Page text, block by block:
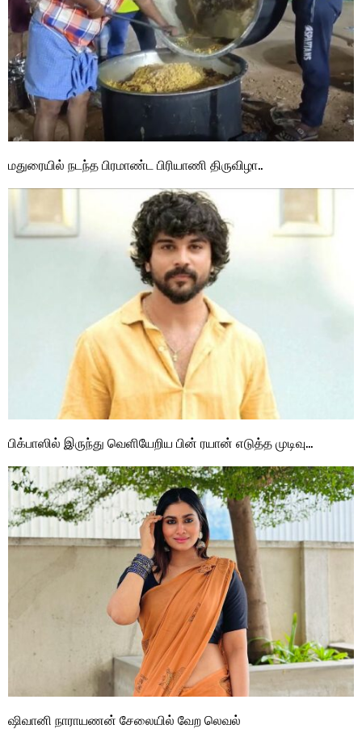
மதுரையில் நடந்த பிரமாண்ட பிரியாணி திருவிழா..
பிக்பாஸில் இருந்து வெளியேறிய பின் ரயான் எடுத்த முடிவு…
ஷிவானி நாராயணன் சேலையில் வேற லெவல்